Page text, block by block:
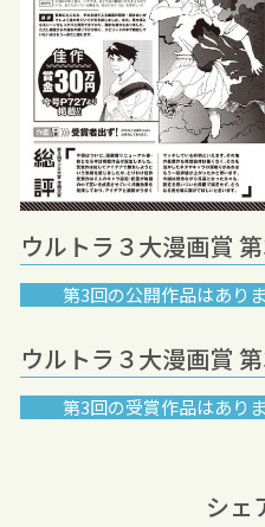
ウルトラ３大漫画賞
第3回の公開作品はあり
ウルトラ３大漫画賞
第3回の受賞作品はあり
シェ